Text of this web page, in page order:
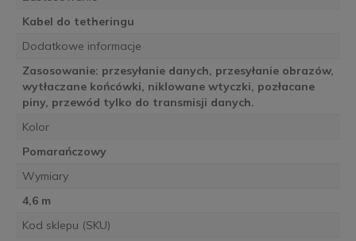
Kabel do tetheringu
Dodatkowe informacje
Zasosowanie: przesyłanie danych, przesyłanie obrazów,
wytłaczane końcówki, niklowane wtyczki, pozłacane
piny, przewód tylko do transmisji danych.
Kolor
Pomarańczowy
Wymiary
4,6 m
Kod sklepu (SKU)